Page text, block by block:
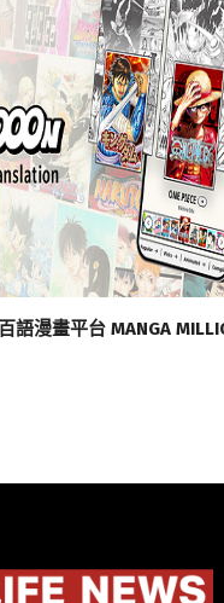
語漫畫平台 MANGA